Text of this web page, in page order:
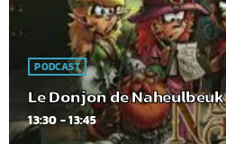
PODCAST
Le Donjon de Naheulbeuk
13:30 - 13:45